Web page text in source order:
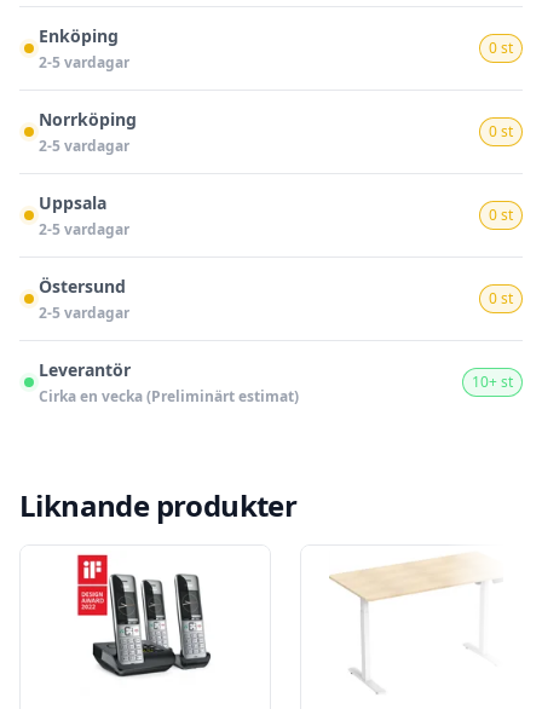
Enköping
2-5 vardagar
0 st
Norrköping
2-5 vardagar
0 st
Uppsala
2-5 vardagar
0 st
Östersund
2-5 vardagar
0 st
Leverantör
Cirka en vecka (Preliminärt estimat)
10+ st
Liknande produkter